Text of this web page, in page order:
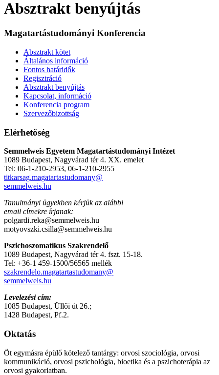
Absztrakt benyújtás
Magatartástudományi Konferencia
Absztrakt kötet
Általános információ
Fontos határidők
Regisztráció
Absztrakt benyújtás
Kapcsolat, információ
Konferencia program
Szervezőbizottság
Elérhetőség
Semmelweis Egyetem Magatartástudományi Intézet
1089 Budapest, Nagyvárad tér 4. XX. emelet
Tel: 06-1-210-2953, 06-1-210-2955
titkarsag.magatartastudomany@
semmelweis.hu
Tanulmányi ügyekben kérjük az alábbi
email címekre írjanak:
polgardi.reka@semmelweis.hu
motyovszki.csilla@semmelweis.hu
Pszichoszomatikus Szakrendelő
1089 Budapest, Nagyvárad tér 4. fszt. 15-18.
Tel: +36-1 459-1500/56565 mellék
szakrendelo.magatartastudomany@
semmelweis.hu
Levelezési cím:
1085 Budapest, Üllői út 26.;
1428 Budapest, Pf.2.
Oktatás
Öt egymásra épülő kötelező tantárgy: orvosi szociológia, orvosi
kommunikáció, orvosi pszichológia, bioetika és a pszichoterápia az
orvosi gyakorlatban.